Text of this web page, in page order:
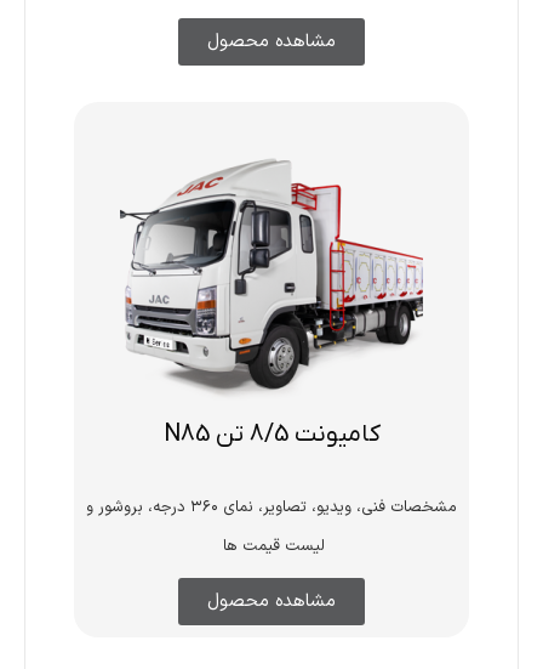
مشاهده محصول
کامیونت 8/5 تن N85
مشخصات فنی، ویدیو، تصاویر، نمای ۳۶۰ درجه، بروشور و
لیست قیمت ها
مشاهده محصول